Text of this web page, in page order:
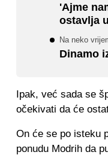
'Ajme
ostavlja
Na neko
Dinamo
Ipak, već sada se
očekivati da će
On će se po isteku
ponudu Modrih da